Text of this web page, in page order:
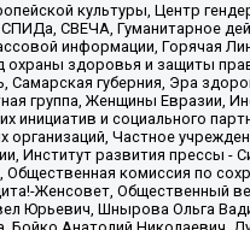
культуры, Центр
СВЕЧА, Гуманитарное
информации, Горячая
здоровья и защиты
Самарская губерния, Эра
группа, Женщины Евразии,
и социального
Частное
развития прессы -
комиссия по
Женсовет, Общественный
Юрьевич, Шнырова Ольга